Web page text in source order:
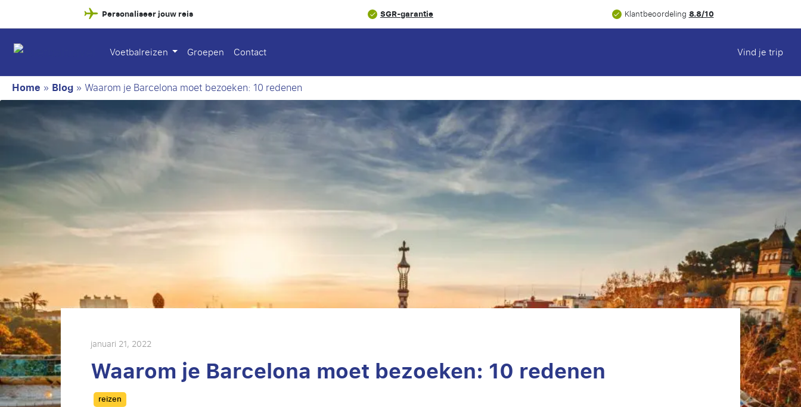
Personaliseer jouw reis SGR-garantie Klantbeoordeling8.8/10
Voetbalreizen Groepen Contact Vind je trip
Home » Blog » Waarom je Barcelona moet bezoeken: 10 redenen
januari 21, 2022
Waarom je Barcelona moet bezoeken: 10 redenen
Categories
reizen